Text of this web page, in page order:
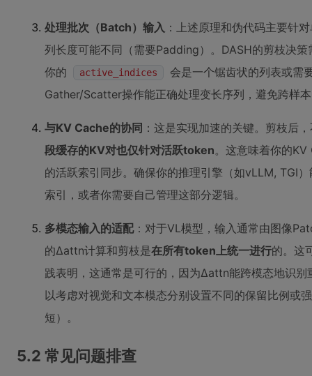
处理批次（Batch）输入 ：上述原理和伪代码主要针
列长度可能不同（需要Padding）。DASH的剪枝决策
你的
active_indices
会是一个锯齿状的列表或需
Gather/Scatter操作能正确处理变长序列，避免跨样
与KV Cache的协同 ：这是实现加速的关键。剪枝后
段缓存的KV对也仅针对活跃token。这意味着你的
的活跃索引同步。确保你的推理引擎（如vLLM, TGI
索引，或者你需要自己管理这部分逻辑。
多模态输入的适配：对于VL模型，输入通常由图像
的Δattn计算和剪枝是在所有token上统一进行的。这
践表明，这通常是可行的，因为Δattn能跨模态地识
以考虑对视觉和文本模态分别设置不同的保留比例或
短）。
5.2 常见问题排查